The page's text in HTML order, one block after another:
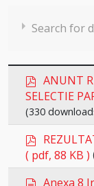
Search for
×
- ANUNȚ
Select
an
p
d
f
ANUNT
SELECTIE
(330
Select
an
item
p
d
f
( pdf, 88 KB )
dAnexa 8